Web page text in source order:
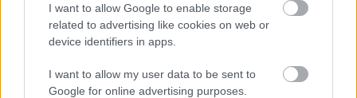
I want to allow Google to enable storage
related to advertising like cookies on web or
device identifiers in apps.
I want to allow my user data to be sent to
Google for online advertising purposes.